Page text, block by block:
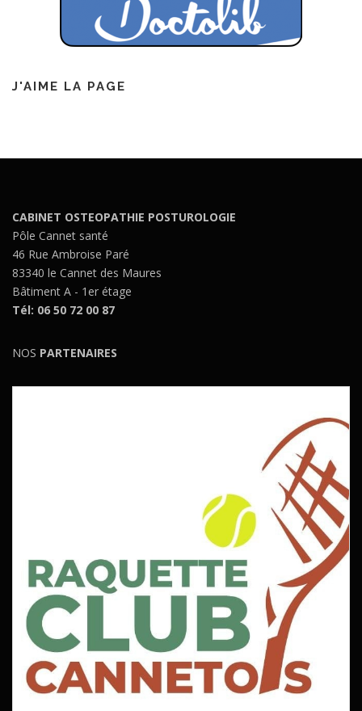
J'AIME LA PAGE
CABINET OSTEOPATHIE POSTUROLOGIE
Pôle Cannet santé
46 Rue Ambroise Paré
83340 le Cannet des Maures
Bâtiment A - 1er étage
Tél: 06 50 72 00 87
NOS PARTENAIRES